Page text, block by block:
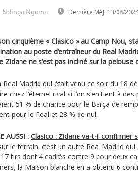
Ndinga Ngoma Dernière MAJ: 13/08/2024
cinquième « Clasico » au Camp Nou,
au poste d’entraîneur du Real
Zidane ne s’est pas incliné sur la pelouse
Real Madrid qui était venu ce soir du 18
chez l‘éternel rival si l’on s’en tient à
51 % de chance pour le Barça de
pour le Real et 28 % de nul.
AUSSI : Clasico : Zidane va-t-il confirmer
le terrain, c’est un autre Real Madrid
tirs dont 4 cadrés contre 9 pour deux
la Maison blanche en a obtenu 6